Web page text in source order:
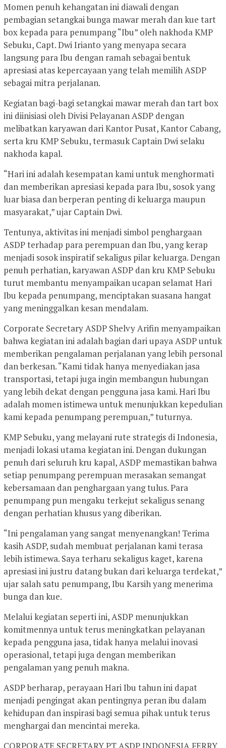
Momen penuh kehangatan ini diawali dengan
pembagian setangkai bunga mawar merah dan kue tart
box kepada para penumpang “Ibu” oleh nakhoda KMP
Sebuku, Capt. Dwi Irianto yang menyapa secara
langsung para Ibu dengan ramah sebagai bentuk
apresiasi atas kepercayaan yang telah memilih ASDP
sebagai mitra perjalanan.
Kegiatan bagi-bagi setangkai mawar merah dan tart box
ini diinisiasi oleh Divisi Pelayanan ASDP dengan
melibatkan karyawan dari Kantor Pusat, Kantor Cabang,
serta kru KMP Sebuku, termasuk Captain Dwi selaku
nakhoda kapal.
“Hari ini adalah kesempatan kami untuk menghormati
dan memberikan apresiasi kepada para Ibu, sosok yang
luar biasa dan berperan penting di keluarga maupun
masyarakat,” ujar Captain Dwi.
Tentunya, aktivitas ini menjadi simbol penghargaan
ASDP terhadap para perempuan dan Ibu, yang kerap
menjadi sosok inspiratif sekaligus pilar keluarga. Dengan
penuh perhatian, karyawan ASDP dan kru KMP Sebuku
turut membantu menyampaikan ucapan selamat Hari
Ibu kepada penumpang, menciptakan suasana hangat
yang meninggalkan kesan mendalam.
Corporate Secretary ASDP Shelvy Arifin menyampaikan
bahwa kegiatan ini adalah bagian dari upaya ASDP untuk
memberikan pengalaman perjalanan yang lebih personal
dan berkesan. “Kami tidak hanya menyediakan jasa
transportasi, tetapi juga ingin membangun hubungan
yang lebih dekat dengan pengguna jasa kami. Hari Ibu
adalah momen istimewa untuk menunjukkan kepedulian
kami kepada penumpang perempuan,” tuturnya.
KMP Sebuku, yang melayani rute strategis di Indonesia,
menjadi lokasi utama kegiatan ini. Dengan dukungan
penuh dari seluruh kru kapal, ASDP memastikan bahwa
setiap penumpang perempuan merasakan semangat
kebersamaan dan penghargaan yang tulus. Para
penumpang pun mengaku terkejut sekaligus senang
dengan perhatian khusus yang diberikan.
“Ini pengalaman yang sangat menyenangkan! Terima
kasih ASDP, sudah membuat perjalanan kami terasa
lebih istimewa. Saya terharu sekaligus kaget, karena
apresiasi ini justru datang bukan dari keluarga terdekat,”
ujar salah satu penumpang, Ibu Karsih yang menerima
bunga dan kue.
Melalui kegiatan seperti ini, ASDP menunjukkan
komitmennya untuk terus meningkatkan pelayanan
kepada pengguna jasa, tidak hanya melalui inovasi
operasional, tetapi juga dengan memberikan
pengalaman yang penuh makna.
ASDP berharap, perayaan Hari Ibu tahun ini dapat
menjadi pengingat akan pentingnya peran ibu dalam
kehidupan dan inspirasi bagi semua pihak untuk terus
menghargai dan mencintai mereka.
CORPORATE SECRETARY PT ASDP INDONESIA FERRY